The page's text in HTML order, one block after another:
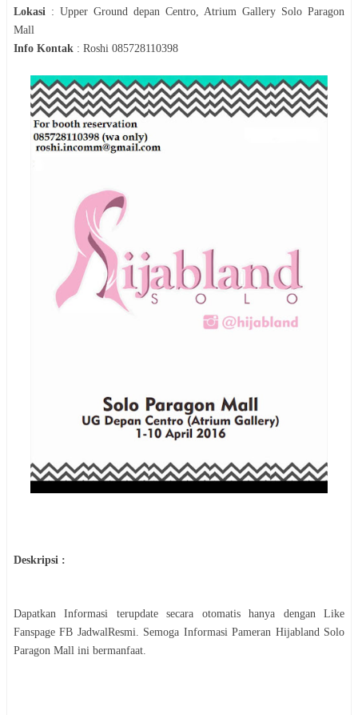
Lokasi : Upper Ground depan Centro, Atrium Gallery Solo Paragon
Mall
Info Kontak : Roshi 085728110398
Deskripsi :
Dapatkan Informasi terupdate secara otomatis hanya dengan Like
Fanspage FB JadwalResmi. Semoga InformasiPameran Hijabland Solo
Paragon Mall ini bermanfaat.